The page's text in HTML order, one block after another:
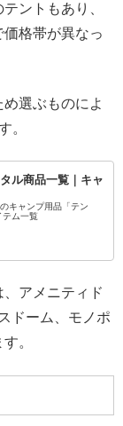
ントもあり、
格帯が異なっ
選ぶものによ
。
ル商品一覧｜キャ
キャンプ用品「テン
テム一覧
アメニティド
ドーム、モノポ
。